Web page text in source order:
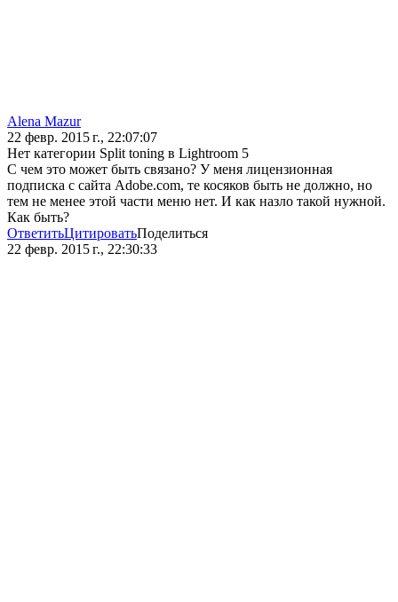
Alena Mazur
22 февр. 2015 г., 22:07:07
Нет категории Split toning в Lightroom 5
С чем это может быть связано? У меня лицензионная
подписка с сайта Adobe.com, те косяков быть не должно, но
тем не менее этой части меню нет. И как назло такой нужной.
Как быть?
ОтветитьЦитироватьПоделиться
22 февр. 2015 г., 22:30:33